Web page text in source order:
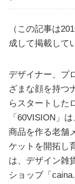
（この記事は
成して掲載して
デザイナー、プ
ざまな顔を持つ
らスタートした
「60VISION」
商品を作る老舗
ケットを開拓し
は、デザイン雑
ショップ「